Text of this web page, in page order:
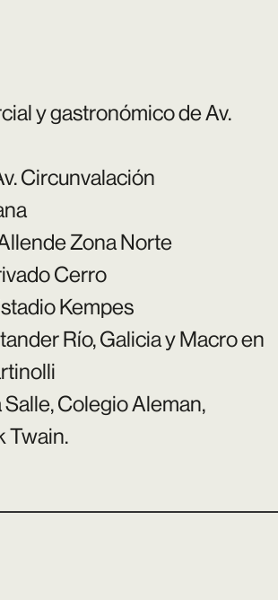
y gastronómico de Av.
Circunvalación
Zona Norte
Cerro
Kempes
Río, Galicia y Macro en
Colegio Aleman,
Twain.